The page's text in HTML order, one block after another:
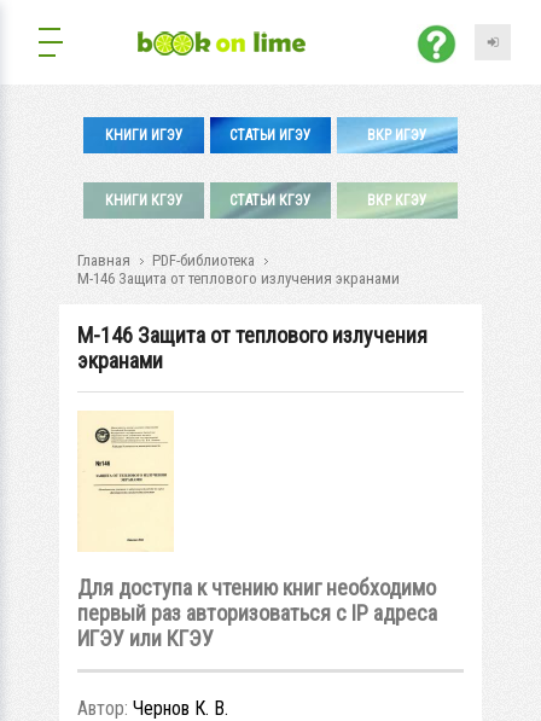
КНИГИ ИГЭУ СТАТЬИ ИГЭУ ВКР ИГЭУ
КНИГИ КГЭУ СТАТЬИ КГЭУ ВКР КГЭУ
Главная
PDF-библиотека
М-146 Защита от теплового излучения экранами
М-146 Защита от теплового излучения
экранами
Для доступа к чтению книг необходимо
первый раз авторизоваться с IP адреса
ИГЭУ или КГЭУ
Автор: Чернов К. В.